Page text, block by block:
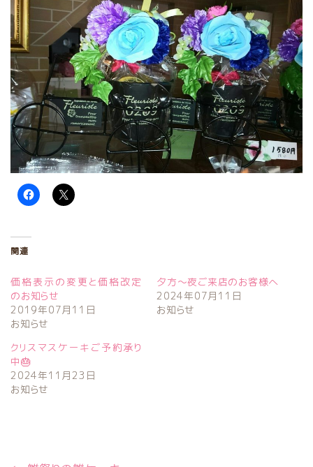
関連
価格表示の変更と価格改定
のお知らせ
2019年07月11日
お知らせ
夕方〜夜ご来店のお客様へ
2024年07月11日
お知らせ
クリスマスケーキご予約承り
中🎂
2024年11月23日
お知らせ